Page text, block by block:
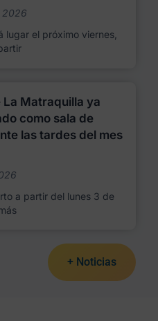
2026
lugar el próximo viernes,
La Matraquilla ya
como sala de
las tardes del mes
a partir del lunes 3 de
+ Noticias